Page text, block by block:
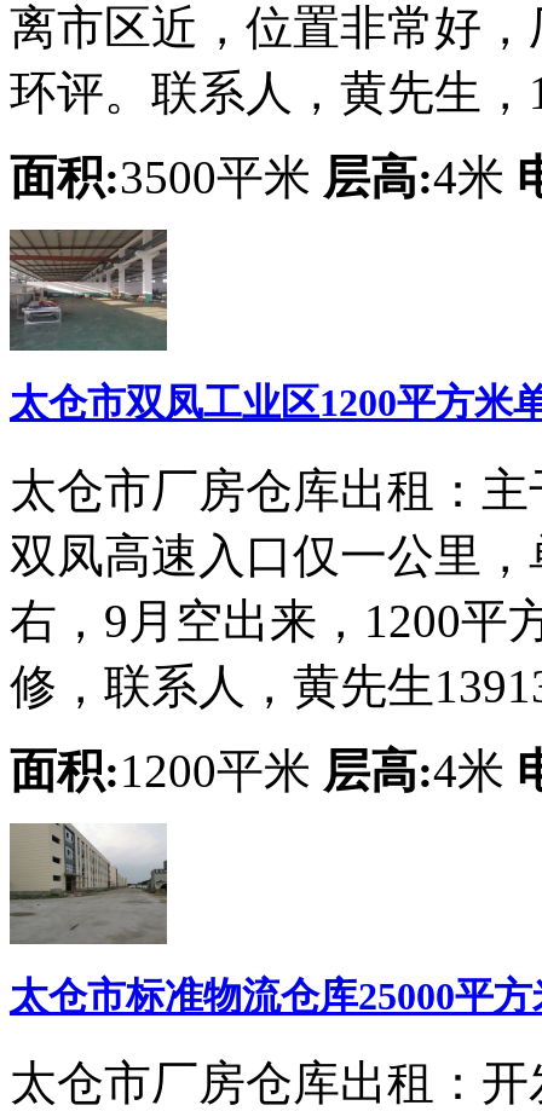
离市区近，位置非常好
环评。联系人，黄先生，
面积:3500平米 层高:4米
太仓市双凤工业区1200平方米
太仓市厂房仓库出租：
双凤高速入口仅一公里
右，9月空出来，1200平
修，联系人，黄先生
面积:1200平米 层高:4米
太仓市标准物流仓库25000平
太仓市厂房仓库出租：